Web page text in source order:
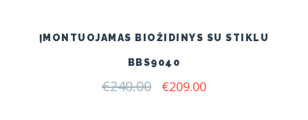
ĮMONTUOJAMAS BIOŽIDINYS SU STIKLU
BBS9040
€240.00 Original
€209.00Current